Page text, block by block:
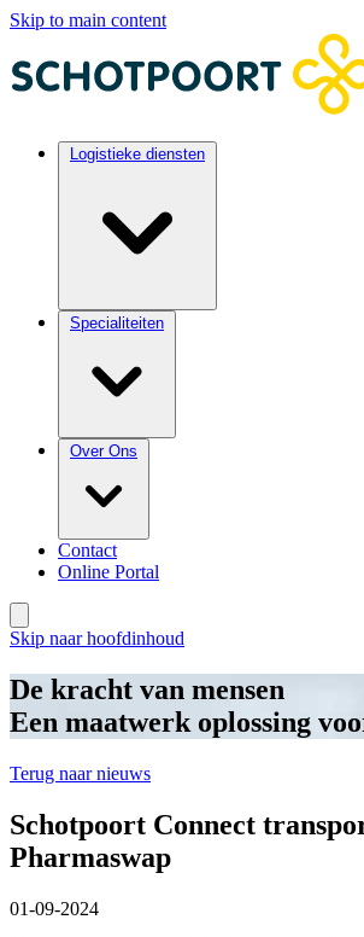
Skip to main content
Logistieke diensten
Specialiteiten
Over Ons
Contact
Online Portal
Skip naar hoofdinhoud
De kracht van mensen
Een maatwerk oplossing
Terug naar nieuws
Schotpoort Connect
Pharmaswap
01-09-2024